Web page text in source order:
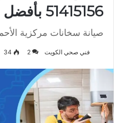
51415156 بأفضل التقنيات المتطورة
صيانة سخانات مركزية الأحمدي
فني صحي الكويت 2
34